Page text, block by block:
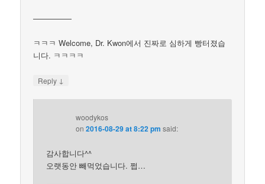
—————
ㅋㅋㅋ Welcome, Dr. Kwon에서 진짜로 심하게 빵터졌습
니다. ㅋㅋㅋㅋ
Reply ↓
woodykos
on2016-08-29 at 8:22 pm said:
감사합니다^^
오랫동안 빼먹었습니다. 쩝…